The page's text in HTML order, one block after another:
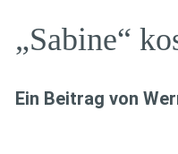
„Sabine“
Ein Beitrag von